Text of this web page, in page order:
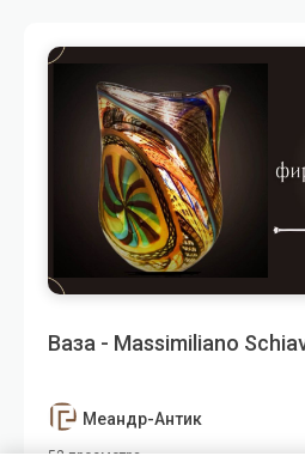
Ваза - Massimiliano
Меандр-Антик
52 просмотра